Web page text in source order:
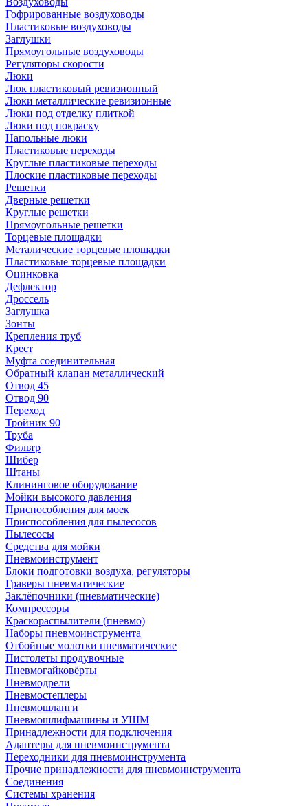
Гофрированные воздуховоды
Пластиковые воздуховоды
Заглушки
Прямоугольные воздуховоды
Регуляторы скорости
Люки
Люк пластиковый ревизионный
Люки металлические ревизионные
Люки под отделку плиткой
Люки под покраску
Напольные люки
Пластиковые переходы
Круглые пластиковые переходы
Плоские пластиковые переходы
Решетки
Дверные решетки
Круглые решетки
Прямоугольные решетки
Торцевые площадки
Металические торцевые площадки
Пластиковые торцевые площадки
Оцинковка
Дефлектор
Дроссель
Заглушка
Зонты
Крепления труб
Крест
Муфта соединительная
Обратный клапан металлический
Отвод 45
Отвод 90
Переход
Тройник 90
Труба
Фильтр
Шибер
Штаны
Клининговое оборудование
Мойки высокого давления
Приспособления для моек
Приспособления для пылесосов
Пылесосы
Средства для мойки
Пневмоинструмент
Блоки подготовки воздуха, регуляторы
Граверы пневматические
Заклёпочники (пневматические)
Компрессоры
Краскораспылители (пневмо)
Наборы пневмоинструмента
Отбойные молотки пневматические
Пистолеты продувочные
Пневмогайковёрты
Пневмодрели
Пневмостеплеры
Пневмошланги
Пневмошлифмашины и УШМ
Принадлежности для подключения
Адаптеры для пневмоинструмента
Переходники для пневмоинструмента
Прочие принадлежности для пневмоинструмента
Соединения
Системы хранения